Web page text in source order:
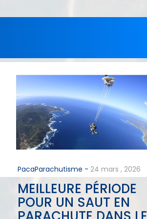
MEILLEURE PÉRIODE
POUR UN SAUT EN
PacaParachutisme - 24 mars , 2026